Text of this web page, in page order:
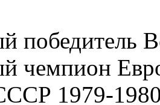
победитель
чемпион
1979-1980